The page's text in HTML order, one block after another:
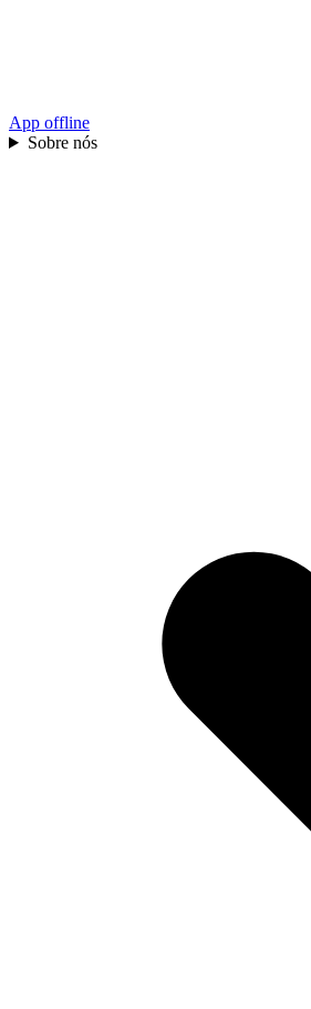
App offline
Sobre nós